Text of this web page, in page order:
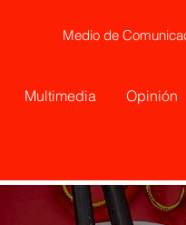
Medio de
Multimedia Opinión